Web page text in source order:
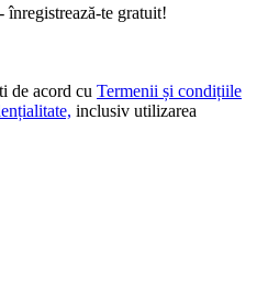
te gratuit!
de acord cu Termenii și condițiile
inclusiv utilizarea